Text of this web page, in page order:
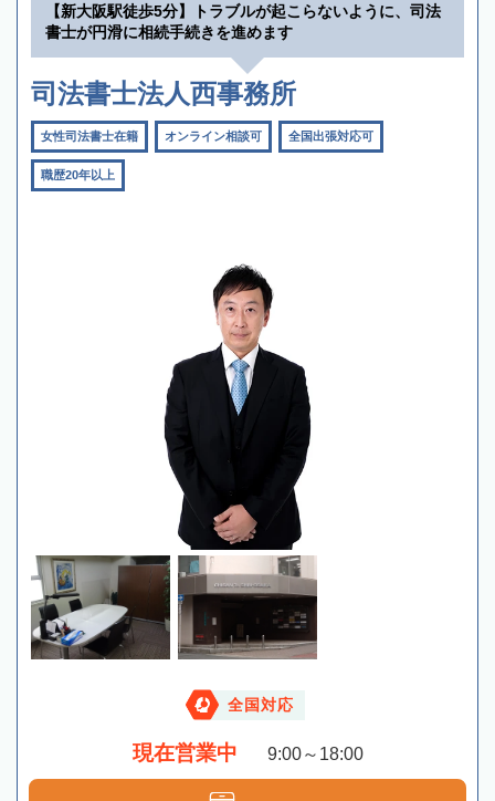
【新大阪駅徒歩5分】トラブルが起こらないように、司法
書士が円滑に相続手続きを進めます
司法書士法人西事務所
女性司法書士在籍 オンライン相談可 全国出張対応可
職歴20年以上
全国対応
現在営業中 9:00～18:00